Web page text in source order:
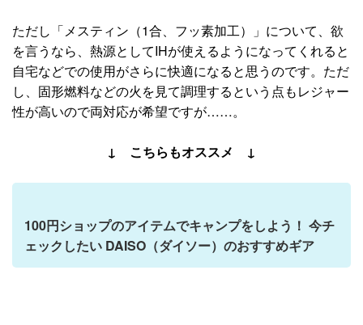
ただし「メスティン（1合、フッ素加工）」について、欲
を言うなら、熱源としてIHが使えるようになってくれると
自宅などでの使用がさらに快適になると思うのです。ただ
し、固形燃料などの火を見て調理するという点もレジャー
性が高いので両対応が希望ですが……。
↓ こちらもオススメ ↓
100円ショップのアイテムでキャンプをしよう！ 今チ
ェックしたい DAISO（ダイソー）のおすすめギア